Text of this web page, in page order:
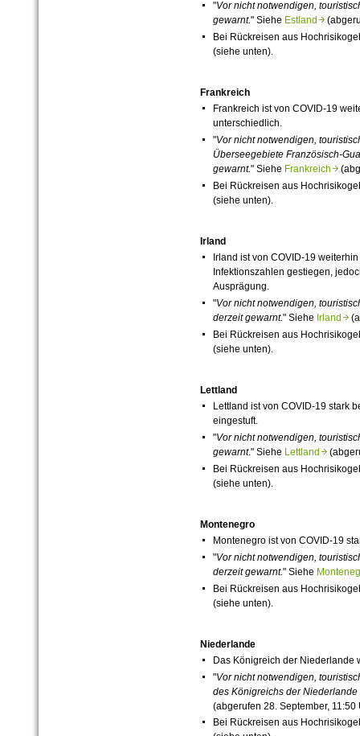
"Vor nicht notwendigen,
gewarnt." Siehe Estland
Bei Rückreisen aus
(siehe unten).
Frankreich
Frankreich ist von COVID-19
unterschiedlich.
"Vor nicht notwendigen,
Überseegebiete Französisch-
gewarnt." Siehe Frankreich
Bei Rückreisen aus
(siehe unten).
Irland
Irland ist von COVID-19weiterhin
Infektionszahlen gestiegen,
Ausprägung.
"Vor nicht notwendigen,
derzeitgewarnt." Siehe Irland
Bei Rückreisen aus
(siehe unten).
Lettland
Lettland ist von COVID-19stark
eingestuft.
"Vor nicht notwendigen,
gewarnt." Siehe Lettland
Bei Rückreisen aus
(siehe unten).
Montenegro
Montenegro ist von COVID-19
"Vor nicht notwendigen,
derzeitgewarnt." Siehe
Bei Rückreisen aus
(siehe unten).
Niederlande
Das Königreich der Niederlande
"Vor nicht notwendigen,
des Königreichs der Niederlande
(abgerufen 28. September, 11:50
Bei Rückreisen aus